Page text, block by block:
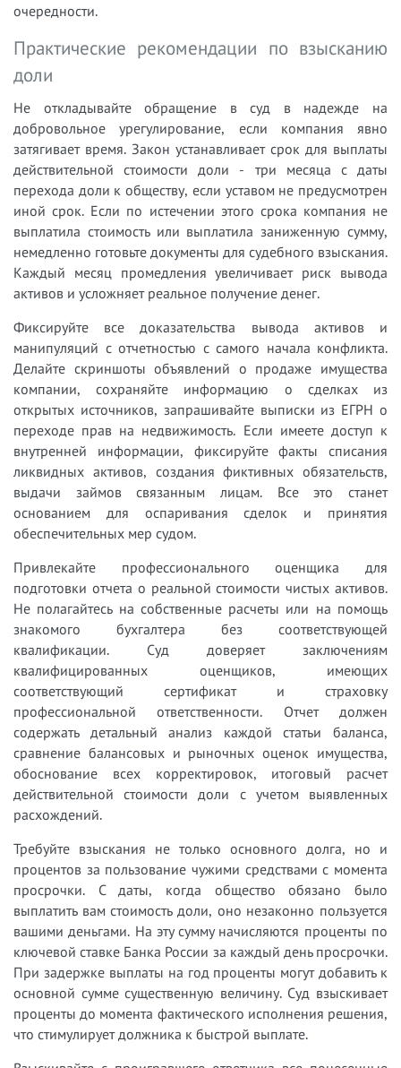
очередности.
Практические рекомендации по взысканию
доли
Не откладывайте обращение в суд в надежде на
добровольное урегулирование, если компания явно
затягивает время. Закон устанавливает срок для выплаты
действительной стоимости доли - три месяца с даты
перехода доли к обществу, если уставом не предусмотрен
иной срок. Если по истечении этого срока компания не
выплатила стоимость или выплатила заниженную сумму,
немедленно готовьте документы для судебного взыскания.
Каждый месяц промедления увеличивает риск вывода
активов и усложняет реальное получение денег.
Фиксируйте все доказательства вывода активов и
манипуляций с отчетностью с самого начала конфликта.
Делайте скриншоты объявлений о продаже имущества
компании, сохраняйте информацию о сделках из
открытых источников, запрашивайте выписки из ЕГРН о
переходе прав на недвижимость. Если имеете доступ к
внутренней информации, фиксируйте факты списания
ликвидных активов, создания фиктивных обязательств,
выдачи займов связанным лицам. Все это станет
основанием для оспаривания сделок и принятия
обеспечительных мер судом.
Привлекайте профессионального оценщика для
подготовки отчета о реальной стоимости чистых активов.
Не полагайтесь на собственные расчеты или на помощь
знакомого бухгалтера без соответствующей
квалификации. Суд доверяет заключениям
квалифицированных оценщиков, имеющих
соответствующий сертификат и страховку
профессиональной ответственности. Отчет должен
содержать детальный анализ каждой статьи баланса,
сравнение балансовых и рыночных оценок имущества,
обоснование всех корректировок, итоговый расчет
действительной стоимости доли с учетом выявленных
расхождений.
Требуйте взыскания не только основного долга, но и
процентов за пользование чужими средствами с момента
просрочки. С даты, когда общество обязано было
выплатить вам стоимость доли, оно незаконно пользуется
вашими деньгами. На эту сумму начисляются проценты по
ключевой ставке Банка России за каждый день просрочки.
При задержке выплаты на год проценты могут добавить к
основной сумме существенную величину. Суд взыскивает
проценты до момента фактического исполнения решения,
что стимулирует должника к быстрой выплате.